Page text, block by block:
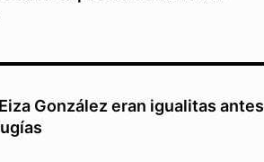
González eran igualitas antes